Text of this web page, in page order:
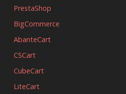
PrestaShop
BigCommerce
AbanteCart
CSCart
CubeCart
LiteCart